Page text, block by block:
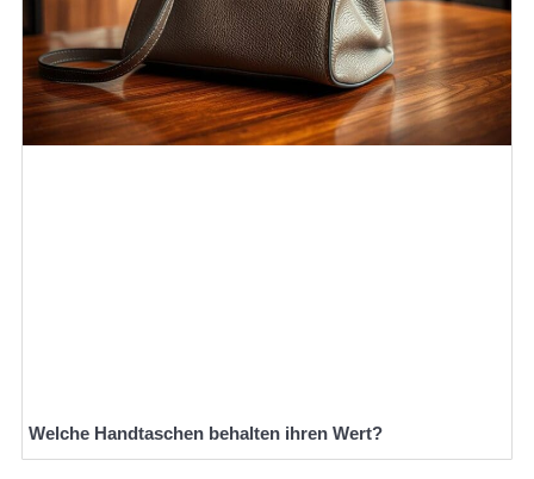
Welche Handtaschen behalten ihren Wert?